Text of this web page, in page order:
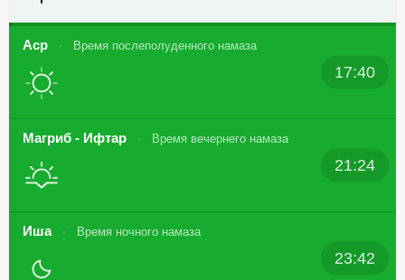
Аср Время послеполуденного намаза
17:40
Магриб - Ифтар Время вечернего намаза
21:24
Иша Время ночного намаза
23:42